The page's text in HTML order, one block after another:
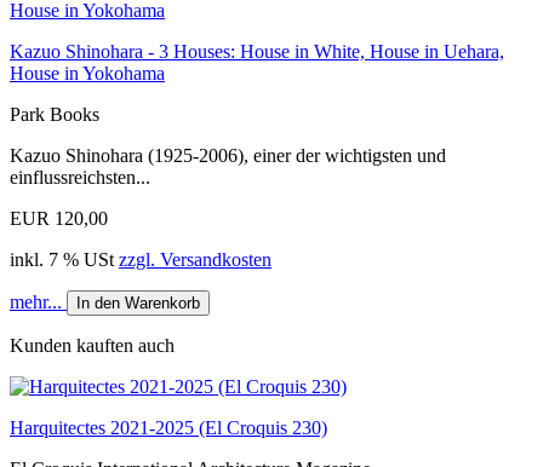
Kazuo Shinohara - 3 Houses: House in White, House in Uehara,
House in Yokohama
Park Books
Kazuo Shinohara (1925-2006), einer der wichtigsten und
einflussreichsten...
EUR 120,00
inkl. 7 % USt zzgl. Versandkosten
mehr... In den Warenkorb
Kunden kauften auch
Harquitectes 2021-2025 (El Croquis 230)